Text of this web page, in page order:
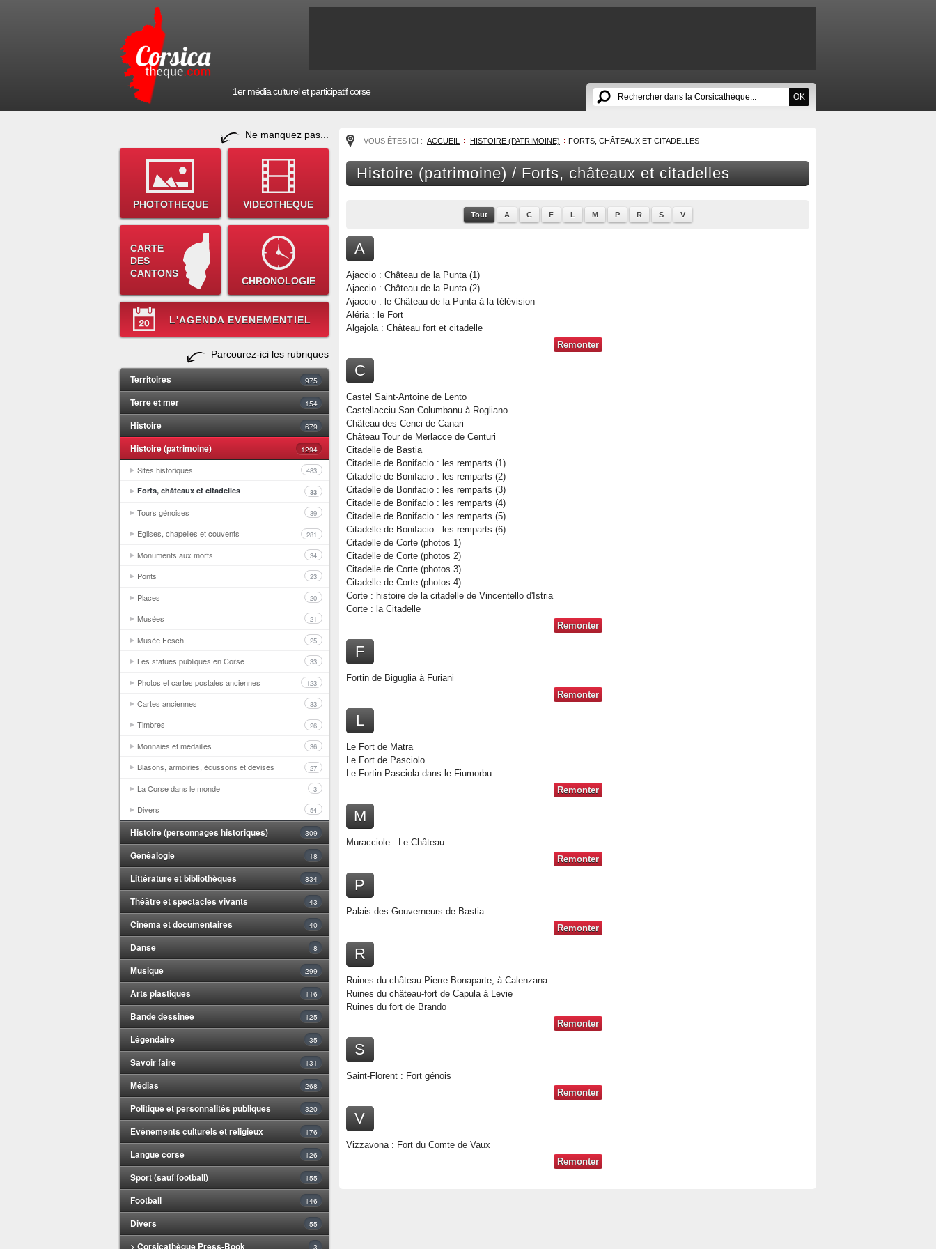
1er média culturel et participatif corse
Ne manquez pas...
PHOTOTHEQUE VIDEOTHEQUE
CARTE
DES
CANTONS
CHRONOLOGIE
L'AGENDA EVENEMENTIEL
Parcourez-ici les rubriques
Territoires 975
Terre et mer 154
Histoire 679
Histoire (patrimoine) 1294
Sites historiques 483
Forts, châteaux et citadelles 33
Tours génoises 39
Eglises, chapelles et couvents 281
Monuments aux morts 34
Ponts 23
Places 20
Musées 21
Musée Fesch 25
Les statues publiques en Corse 33
Photos et cartes postales anciennes 123
Cartes anciennes 33
Timbres 26
Monnaies et médailles 36
Blasons, armoiries, écussons et devises 27
La Corse dans le monde 3
Divers 54
Histoire (personnages historiques) 309
Généalogie 18
Littérature et bibliothèques 834
Théâtre et spectacles vivants 43
Cinéma et documentaires 40
Danse 8
Musique 299
Arts plastiques 116
Bande dessinée 125
Légendaire 35
Savoir faire 131
Médias 268
Politique et personnalités publiques 320
Evénements culturels et religieux 176
Langue corse 126
Sport (sauf football) 155
Football 146
Divers 55
> Corsicathèque Press-Book 3
VOUS ÊTES ICI : ACCUEIL HISTOIRE (PATRIMOINE) FORTS, CHÂTEAUX ET CITADELLES
Histoire (patrimoine) / Forts, châteaux et citadelles
Tout A C F L M P R S V
A
Ajaccio : Château de la Punta (1)
Ajaccio : Château de la Punta (2)
Ajaccio : le Château de la Punta à la télévision
Aléria : le Fort
Algajola : Château fort et citadelle
Remonter
C
Castel Saint-Antoine de Lento
Castellacciu San Columbanu à Rogliano
Château des Cenci de Canari
Château Tour de Merlacce de Centuri
Citadelle de Bastia
Citadelle de Bonifacio : les remparts (1)
Citadelle de Bonifacio : les remparts (2)
Citadelle de Bonifacio : les remparts (3)
Citadelle de Bonifacio : les remparts (4)
Citadelle de Bonifacio : les remparts (5)
Citadelle de Bonifacio : les remparts (6)
Citadelle de Corte (photos 1)
Citadelle de Corte (photos 2)
Citadelle de Corte (photos 3)
Citadelle de Corte (photos 4)
Corte : histoire de la citadelle de Vincentello d'Istria
Corte : la Citadelle
Remonter
F
Fortin de Biguglia à Furiani
Remonter
L
Le Fort de Matra
Le Fort de Pasciolo
Le Fortin Pasciola dans le Fiumorbu
Remonter
M
Muracciole : Le Château
Remonter
P
Palais des Gouverneurs de Bastia
Remonter
R
Ruines du château Pierre Bonaparte, à Calenzana
Ruines du château-fort de Capula à Levie
Ruines du fort de Brando
Remonter
S
Saint-Florent : Fort génois
Remonter
V
Vizzavona : Fort du Comte de Vaux
Remonter